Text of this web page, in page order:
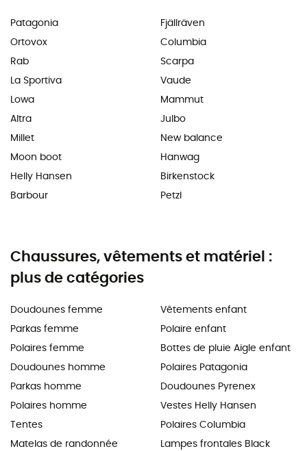
Patagonia
Ortovox
Rab
La Sportiva
Lowa
Altra
Millet
Moon boot
Helly Hansen
Barbour
Fjällräven
Columbia
Scarpa
Vaude
Mammut
Julbo
New balance
Hanwag
Birkenstock
Petzl
Chaussures, vêtements et matériel :
plus de catégories
Doudounes femme
Parkas femme
Polaires femme
Doudounes homme
Parkas homme
Polaires homme
Tentes
Matelas de randonnée
Vêtements enfant
Polaire enfant
Bottes de pluie Aigle enfant
Polaires Patagonia
Doudounes Pyrenex
Vestes Helly Hansen
Polaires Columbia
Lampes frontales Black